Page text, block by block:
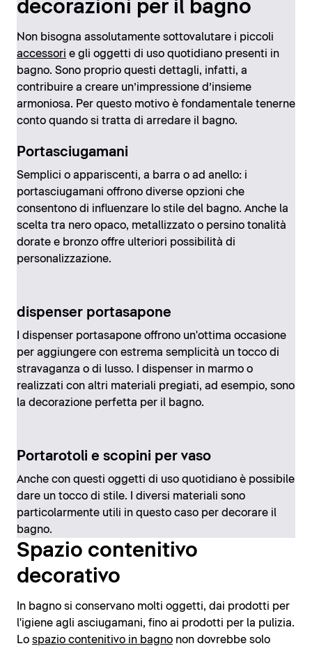
decorazioni per il bagno
Non bisogna assolutamente sottovalutare i piccoli
accessori e gli oggetti di uso quotidiano presenti in
bagno. Sono proprio questi dettagli, infatti, a
contribuire a creare un’impressione d’insieme
armoniosa. Per questo motivo è fondamentale tenerne
conto quando si tratta di arredare il bagno.
Portasciugamani
Semplici o appariscenti, a barra o ad anello: i
portasciugamani offrono diverse opzioni che
consentono di influenzare lo stile del bagno. Anche la
scelta tra nero opaco, metallizzato o persino tonalità
dorate e bronzo offre ulteriori possibilità di
personalizzazione.
dispenser portasapone
I dispenser portasapone offrono un'ottima occasione
per aggiungere con estrema semplicità un tocco di
stravaganza o di lusso. I dispenser in marmo o
realizzati con altri materiali pregiati, ad esempio, sono
la decorazione perfetta per il bagno.
Portarotoli e scopini per vaso
Anche con questi oggetti di uso quotidiano è possibile
dare un tocco di stile. I diversi materiali sono
particolarmente utili in questo caso per decorare il
bagno.
Spazio contenitivo
decorativo
In bagno si conservano molti oggetti, dai prodotti per
l'igiene agli asciugamani, fino ai prodotti per la pulizia.
Lo spazio contenitivo in bagno non dovrebbe solo